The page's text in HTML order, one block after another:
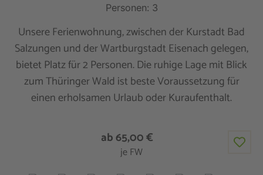
Personen: 3
Unsere Ferienwohnung, zwischen der Kurstadt Bad
Salzungen und der Wartburgstadt Eisenach gelegen,
bietet Platz für 2 Personen. Die ruhige Lage mit Blick
zum Thüringer Wald ist beste Voraussetzung für
einen erholsamen Urlaub oder Kuraufenthalt.
ab 65,00 €
je FW